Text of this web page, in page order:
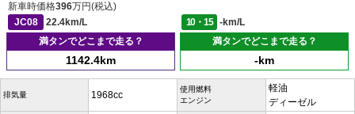
新車時価格396万円(税込)
JC08
22.4km/L 10・15
-km/L
満タンでどこまで走る？
1142.4km
満タンでどこまで走る？
-km
排気量 1968cc
使用燃料
エンジン
軽油
ディーゼル